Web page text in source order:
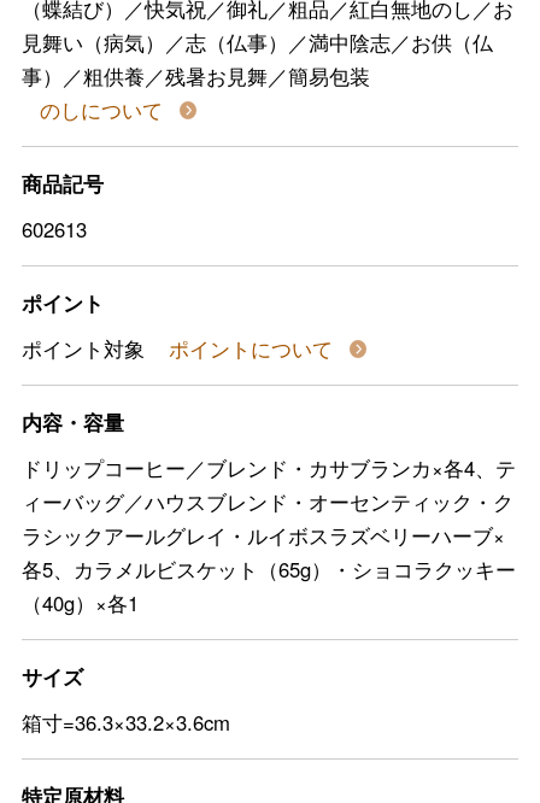
（蝶結び）／快気祝／御礼／粗品／紅白無地のし／お
見舞い（病気）／志（仏事）／満中陰志／お供（仏
事）／粗供養／残暑お見舞／簡易包装
のしについて
商品記号
602613
ポイント
ポイント対象
ポイントについて
内容・容量
ドリップコーヒー／ブレンド・カサブランカ×各4、テ
ィーバッグ／ハウスブレンド・オーセンティック・ク
ラシックアールグレイ・ルイボスラズベリーハーブ×
各5、カラメルビスケット（65g）・ショコラクッキー
（40g）×各1
サイズ
箱寸=36.3×33.2×3.6cm
特定原材料